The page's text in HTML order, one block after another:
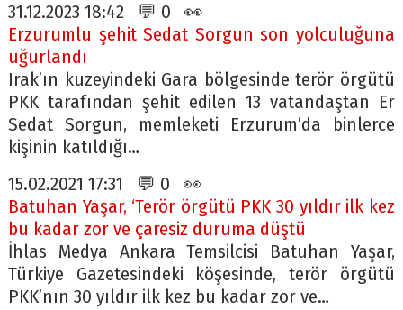
31.12.2023 18:42 💬 0 👀
Erzurumlu şehit Sedat Sorgun son yolculuğuna
uğurlandı
Irak’ın kuzeyindeki Gara bölgesinde terör örgütü
PKK tarafından şehit edilen 13 vatandaştan Er
Sedat Sorgun, memleketi Erzurum’da binlerce
kişinin katıldığı…
15.02.2021 17:31 💬 0 👀
Batuhan Yaşar, ‘Terör örgütü PKK 30 yıldır ilk kez
bu kadar zor ve çaresiz duruma düştü
İhlas Medya Ankara Temsilcisi Batuhan Yaşar,
Türkiye Gazetesindeki köşesinde, terör örgütü
PKK’nın 30 yıldır ilk kez bu kadar zor ve…